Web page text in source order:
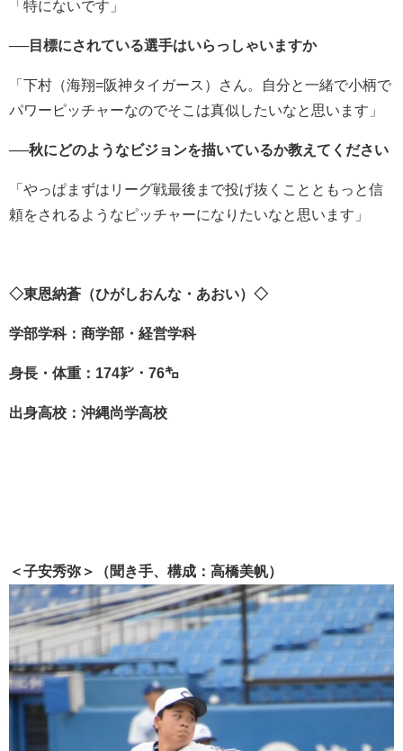
「特にないです」
──目標にされている選手はいらっしゃいますか
「下村（海翔=阪神タイガース）さん。自分と一緒で小柄で
パワーピッチャーなのでそこは真似したいなと思います」
──秋にどのようなビジョンを描いているか教えてください
「やっぱまずはリーグ戦最後まで投げ抜くことともっと信
頼をされるようなピッチャーになりたいなと思います」
◇東恩納蒼（ひがしおんな・あおい）◇
学部学科：商学部・経営学科
身長・体重：174㌢・76㌔
出身高校：沖縄尚学高校
＜子安秀弥＞（聞き手、構成：高橋美帆）